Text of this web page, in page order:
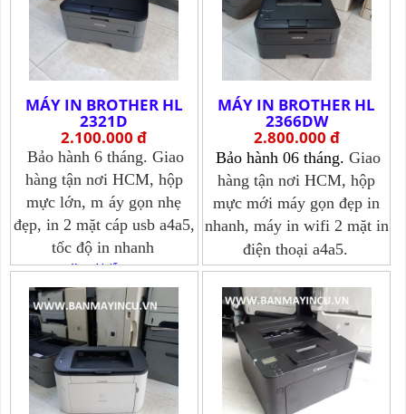
MÁY IN BROTHER HL
2321D
2.100.000 đ
Bảo hành 6 tháng. Giao
hàng tận nơi HCM, hộp
mực lớn, m áy gọn nhẹ
đẹp, in 2 mặt cáp usb a4a5,
tốc độ in nhanh
Xem chi tiết >>>
MÁY IN BROTHER HL
2366DW
2.800.000 đ
Bảo hành 06 tháng. Giao
hàng tận nơi HCM, hộp
mực mới máy gọn đẹp in
nhanh, máy in wifi 2 mặt in
điện thoại a4a5.
Xem chi tiết >>>